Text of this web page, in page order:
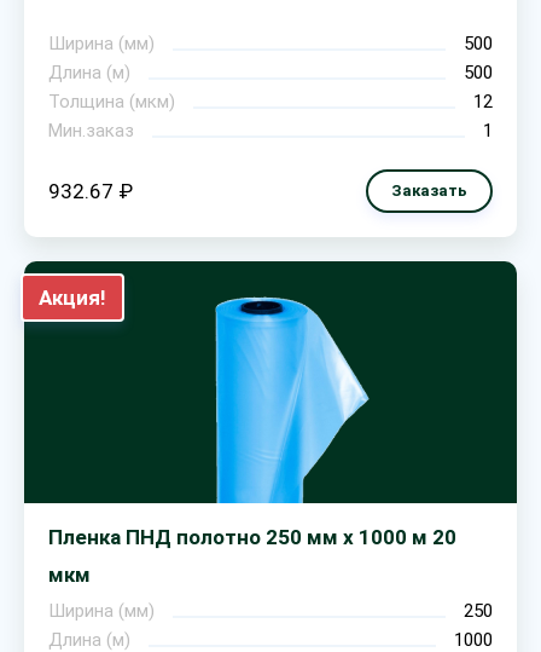
Ширина (мм)
500
Длина (м)
500
Толщина (мкм)
12
Мин.заказ
1
932.67 ₽ Заказать
Акция!
Пленка ПНД полотно 250 мм х 1000 м 20
мкм
Ширина (мм)
250
Длина (м)
1000